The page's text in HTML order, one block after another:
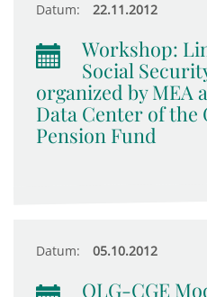
Datum: 22.11.2012
Workshop:
Social
organized by MEA
Data Center of the
Pension Fund
Datum: 05.10.2012
OLG-CGE